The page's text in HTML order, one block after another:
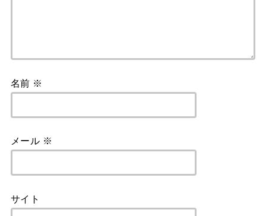
名前 ※
メール ※
サイト